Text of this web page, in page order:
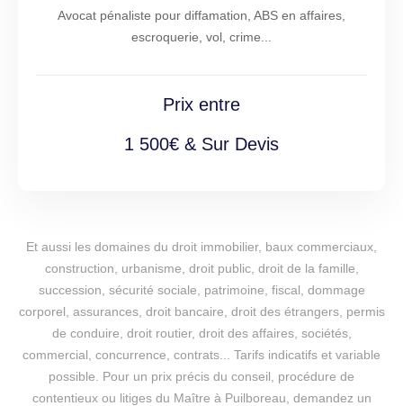
Avocat pénaliste pour diffamation, ABS en affaires,
escroquerie, vol, crime...
Prix entre
1 500€ & Sur Devis
Et aussi les domaines du droit immobilier, baux commerciaux,
construction, urbanisme, droit public, droit de la famille,
succession, sécurité sociale, patrimoine, fiscal, dommage
corporel, assurances, droit bancaire, droit des étrangers, permis
de conduire, droit routier, droit des affaires, sociétés,
commercial, concurrence, contrats... Tarifs indicatifs et variable
possible. Pour un prix précis du conseil, procédure de
contentieux ou litiges du Maître à Puilboreau, demandez un